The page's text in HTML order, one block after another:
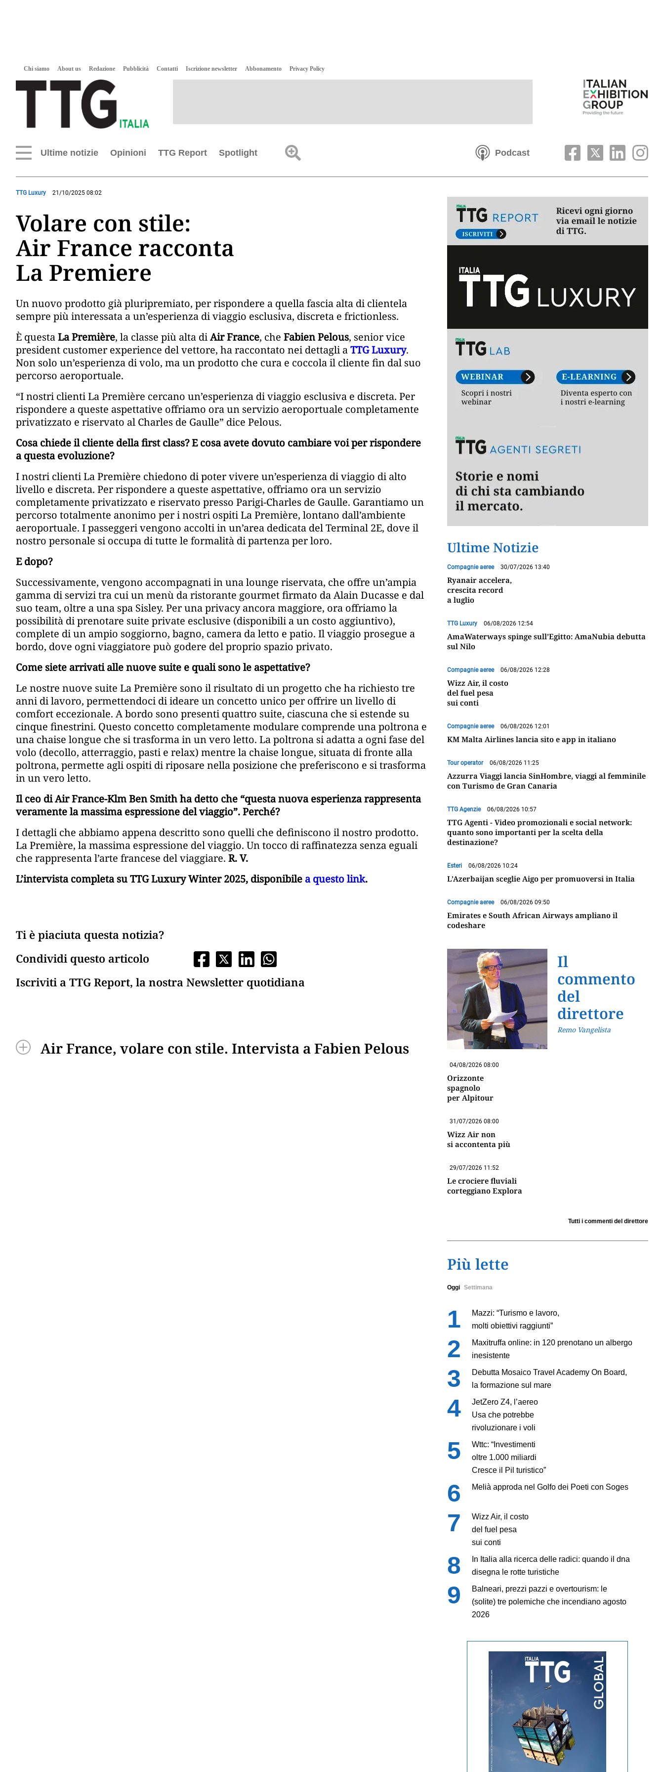
Chi siamo About us Redazione Pubblicità Contatti Iscrizione newsletter Abbonamento Privacy Policy
Ultime notizie Opinioni TTG Report Spotlight Podcast
TTG Luxury 21/10/2025 08:02
Volare con stile:
Air France racconta
La Premiere
Un nuovo prodotto già pluripremiato, per rispondere a quella fascia alta di clientela
sempre più interessata a un’esperienza di viaggio esclusiva, discreta e frictionless.
È questaLa Première, la classe più alta diAir France, che Fabien Pelous, senior vice
president customer experience del vettore, ha raccontato nei dettagli aTTG Luxury.
Non solo un’esperienza di volo, ma un prodotto che cura e coccola il cliente fin dal suo
percorso aeroportuale.
“I nostri clienti La Première cercano un’esperienza di viaggio esclusiva e discreta. Per
rispondere a queste aspettative offriamo ora un servizio aeroportuale completamente
privatizzato e riservato al Charles de Gaulle” dice Pelous.
Cosa chiede il cliente della first class? E cosa avete dovuto cambiare voi per rispondere
a questa evoluzione?
I nostri clienti La Première chiedono di poter vivere un’esperienza di viaggio di alto
livello e discreta. Per rispondere a queste aspettative, offriamo ora un servizio
completamente privatizzato e riservato presso Parigi-Charles de Gaulle. Garantiamo un
percorso totalmente anonimo per i nostri ospiti La Première, lontano dall’ambiente
aeroportuale. I passeggeri vengono accolti in un’area dedicata del Terminal 2E, dove il
nostro personale si occupa di tutte le formalità di partenza per loro.
E dopo?
Successivamente, vengono accompagnati in una lounge riservata, che offre un’ampia
gamma di servizi tra cui un menù da ristorante gourmet firmato da Alain Ducasse e dal
suo team, oltre a una spa Sisley. Per una privacy ancora maggiore, ora offriamo la
possibilità di prenotare suite private esclusive (disponibili a un costo aggiuntivo),
complete di un ampio soggiorno, bagno, camera da letto e patio. Il viaggio prosegue a
bordo, dove ogni viaggiatore può godere del proprio spazio privato.
Come siete arrivati alle nuove suite e quali sono le aspettative?
Le nostre nuove suite La Première sono il risultato di un progetto che ha richiesto tre
anni di lavoro, permettendoci di ideare un concetto unico per offrire un livello di
comfort eccezionale. A bordo sono presenti quattro suite, ciascuna che si estende su
cinque finestrini. Questo concetto completamente modulare comprende una poltrona e
una chaise longue che si trasforma in un vero letto. La poltrona si adatta a ogni fase del
volo (decollo, atterraggio, pasti e relax) mentre la chaise longue, situata di fronte alla
poltrona, permette agli ospiti di riposare nella posizione che preferiscono e si trasforma
in un vero letto.
Il ceo di Air France-Klm Ben Smith ha detto che “questa nuova esperienza rappresenta
veramente la massima espressione del viaggio”. Perché?
I dettagli che abbiamo appena descritto sono quelli che definiscono il nostro prodotto.
La Première, la massima espressione del viaggio. Un tocco di raffinatezza senza eguali
che rappresenta l’arte francese del viaggiare. R. V.
L’intervista completa su TTG Luxury Winter 2025, disponibile a questo link.
Ti è piaciuta questa notizia?
Condividi questo articolo
Iscriviti a TTG Report, la nostra Newsletter quotidiana
Air France, volare con stile. Intervista a Fabien Pelous
Ultime Notizie
Compagnie aeree 30/07/2026 13:40
Ryanair accelera,
crescita record
a luglio
TTG Luxury 06/08/2026 12:54
AmaWaterways spinge sull’Egitto: AmaNubia debutta
sul Nilo
Compagnie aeree 06/08/2026 12:28
Wizz Air, il costo
del fuel pesa
sui conti
Compagnie aeree 06/08/2026 12:01
KM Malta Airlines lancia sito e app in italiano
Tour operator 06/08/2026 11:25
Azzurra Viaggi lancia SinHombre, viaggi al femminile
con Turismo de Gran Canaria
TTG Agenzie 06/08/2026 10:57
TTG Agenti - Video promozionali e social network:
quanto sono importanti per la scelta della
destinazione?
Esteri 06/08/2026 10:24
L’Azerbaijan sceglie Aigo per promuoversi in Italia
Compagnie aeree 06/08/2026 09:50
Emirates e South African Airways ampliano il
codeshare
Il
commento
del
direttore
Remo Vangelista
04/08/2026 08:00
Orizzonte
spagnolo
per Alpitour
31/07/2026 08:00
Wizz Air non
si accontenta più
29/07/2026 11:52
Le crociere fluviali
corteggiano Explora
Tutti i commenti del direttore
Più lette
Oggi Settimana
Mazzi: “Turismo e lavoro,
molti obiettivi raggiunti”
Maxitruffa online: in 120 prenotano un albergo
inesistente
Debutta Mosaico Travel Academy On Board,
la formazione sul mare
JetZero Z4, l’aereo
Usa che potrebbe
rivoluzionare i voli
Wttc: “Investimenti
oltre 1.000 miliardi
Cresce il Pil turistico”
Melià approda nel Golfo dei Poeti con Soges
Wizz Air, il costo
del fuel pesa
sui conti
In Italia alla ricerca delle radici: quando il dna
disegna le rotte turistiche
Balneari, prezzi pazzi e overtourism: le
(solite) tre polemiche che incendiano agosto
2026